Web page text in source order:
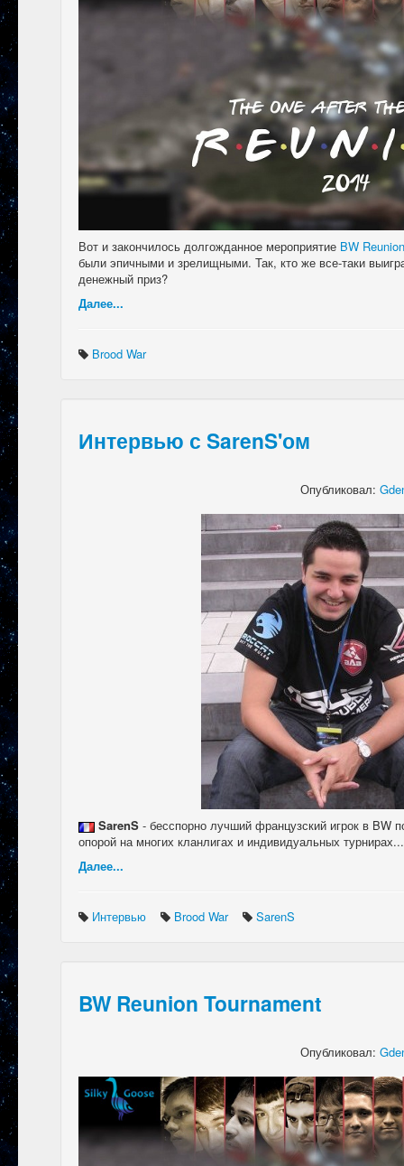
Вот и закончилось долгожданное мероприятие BW
были эпичными и зрелищными. Так, кто же все-таки
денежный приз?
Далее...
Brood War
Интервью с SarenS'ом
Опубликовал:
SarenS - бесспорно лучший французский игрок в BW
опорой на многих кланлигах и индивидуальных турнирах...
Далее...
Интервью Brood War SarenS
BW Reunion Tournament
Опубликовал: